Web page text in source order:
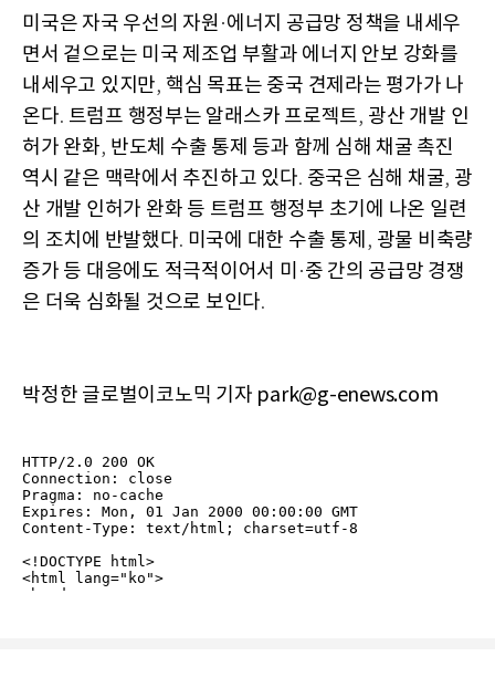
미국은 자국 우선의 자원 ·에너지 공급망 정책을 내세우
면서 겉으로는 미국 제조업 부활과 에너지 안보 강화를
내세우고 있지만, 핵심 목표는 중국 견제라는 평가가 나
온다. 트럼프 행정부는 알래스카 프로젝트, 광산 개발 인
허가 완화, 반도체 수출 통제 등과 함께 심해 채굴 촉진
역시 같은 맥락에서 추진하고 있다. 중국은 심해 채굴, 광
산 개발 인허가 완화 등 트럼프 행정부 초기에 나온 일련
의 조치에 반발했다. 미국에 대한 수출 통제 , 광물 비축량
증가 등 대응에도 적극적이어서 미 ·중 간의 공급망 경쟁
은 더욱 심화될 것으로 보인다.
박정한 글로벌이코노믹 기자 park@g-enews.com